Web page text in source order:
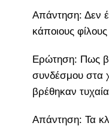
Απάντηση: Δεν
κάποιους
Ερώτηση: Πως
συνδέσμου στα
βρέθηκαν
Απάντηση: Τα